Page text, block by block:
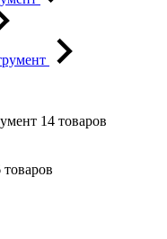
14 товаров
товаров